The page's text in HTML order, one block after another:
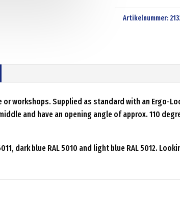
Artikelnummer:
workshops. Supplied as standard with an Ergo-
and have an opening angle of approx. 110
dark blue RAL 5010 and light blue RAL 5012.